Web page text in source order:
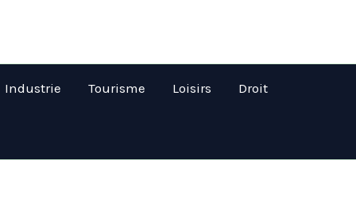
Industrie Tourisme Loisirs Droit